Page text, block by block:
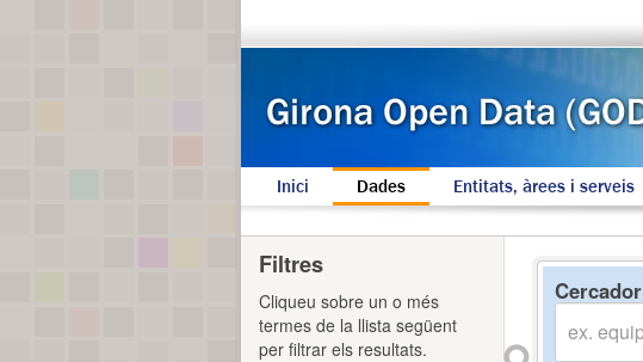
Inici Dades Entitats, àrees i serveis
Cercador
Filtres
Cliqueu sobre un o més
termes de la llista següent
per filtrar els resultats.